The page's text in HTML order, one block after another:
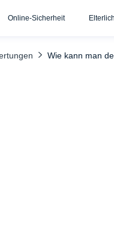
Online-Sicherheit
Wie kann man
für diskrete